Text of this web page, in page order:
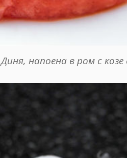
Диня, напоена в ром с